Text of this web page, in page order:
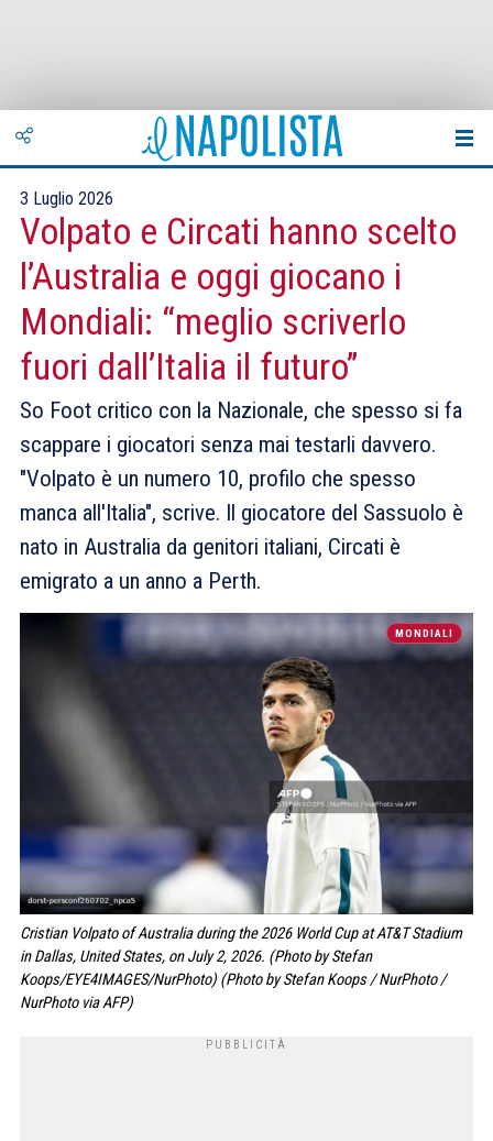
3 Luglio 2026
Volpato e Circati hanno scelto
l’Australia e oggi giocano i
Mondiali: “meglio scriverlo
fuori dall’Italia il futuro”
So Foot critico con la Nazionale, che spesso si fa
scappare i giocatori senza mai testarli davvero.
"Volpato è un numero 10, profilo che spesso
manca all'Italia", scrive. Il giocatore del Sassuolo è
nato in Australia da genitori italiani, Circati è
emigrato a un anno a Perth.
MONDIALI
Cristian Volpato of Australia during the 2026 World Cup at AT&T Stadium
in Dallas, United States, on July 2, 2026. (Photo by Stefan
Koops/EYE4IMAGES/NurPhoto) (Photo by Stefan Koops / NurPhoto /
NurPhoto via AFP)